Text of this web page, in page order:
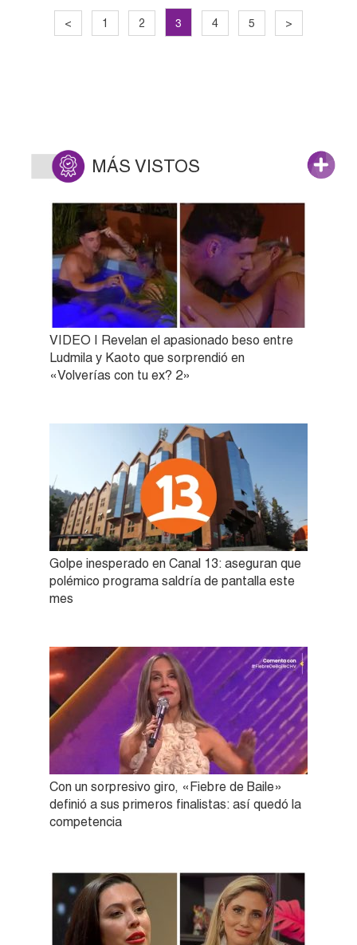
< 1 2 3 4 5 >
MÁS VISTOS
VIDEO | Revelan el apasionado beso entre
Ludmila y Kaoto que sorprendió en
«Volverías con tu ex? 2»
Golpe inesperado en Canal 13: aseguran que
polémico programa saldría de pantalla este
mes
Con un sorpresivo giro, «Fiebre de Baile»
definió a sus primeros finalistas: así quedó la
competencia